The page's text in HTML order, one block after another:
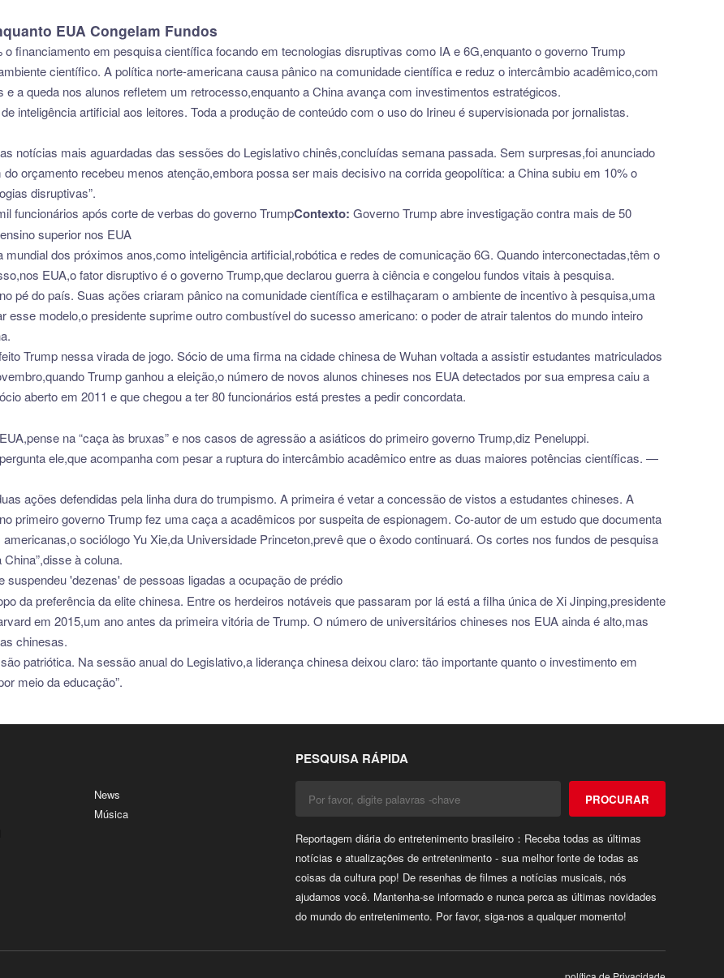
EUA Congelam Fundos
financiamento em pesquisa científica focando em tecnologias disruptivas como IA e 6G,enquanto o governo Trump
científico. A política norte-americana causa pânico na comunidade científica e reduz o intercâmbio acadêmico,com
a queda nos alunos refletem um retrocesso,enquanto a China avança com investimentos estratégicos.
inteligência artificial aos leitores. Toda a produção de conteúdo com o uso do Irineu é supervisionada por jornalistas.
notícias mais aguardadas das sessões do Legislativo chinês,concluídas semana passada. Sem surpresas,foi anunciado
orçamento recebeu menos atenção,embora possa ser mais decisivo na corrida geopolítica: a China subiu em 10% o
disruptivas”.
funcionários após corte de verbas do governo TrumpContexto: Governo Trump abre investigação contra mais de 50
superior nos EUA
dos próximos anos,como inteligência artificial,robótica e redes de comunicação 6G. Quando interconectadas,têm o
EUA,o fator disruptivo é o governo Trump,que declarou guerra à ciência e congelou fundos vitais à pesquisa.
pé do país. Suas ações criaram pânico na comunidade científica e estilhaçaram o ambiente de incentivo à pesquisa,uma
modelo,o presidente suprime outro combustível do sucesso americano: o poder de atrair talentos do mundo inteiro
Trump nessa virada de jogo. Sócio de uma firma na cidade chinesa de Wuhan voltada a assistir estudantes matriculados
Trump ganhou a eleição,o número de novos alunos chineses nos EUA detectados por sua empresa caiu a
aberto em 2011 e que chegou a ter 80 funcionários está prestes a pedir concordata.
na “caça às bruxas” e nos casos de agressão a asiáticos do primeiro governo Trump,diz Peneluppi.
ele,que acompanha com pesar a ruptura do intercâmbio acadêmico entre as duas maiores potências científicas. —
ações defendidas pela linha dura do trumpismo. A primeira é vetar a concessão de vistos a estudantes chineses. A
primeiro governo Trump fez uma caça a acadêmicos por suspeita de espionagem. Co-autor de um estudo que documenta
sociólogo Yu Xie,da Universidade Princeton,prevê que o êxodo continuará. Os cortes nos fundos de pesquisa
à coluna.
'dezenas' de pessoas ligadas a ocupação de prédio
da preferência da elite chinesa. Entre os herdeiros notáveis que passaram por lá está a filha única de Xi Jinping,presidente
em 2015,um ano antes da primeira vitória de Trump. O número de universitários chineses nos EUA ainda é alto,mas
chinesas.
patriótica. Na sessão anual do Legislativo,a liderança chinesa deixou claro: tão importante quanto o investimento em
meio da educação”.
News
Música
PESQUISA RÁPIDA
PROCURAR
Reportagem diária do entretenimento brasileiro：Receba todas as últimas
notícias e atualizações de entretenimento - sua melhor fonte de todas as
coisas da cultura pop! De resenhas de filmes a notícias musicais, nós
ajudamos você. Mantenha-se informado e nunca perca as últimas novidades
do mundo do entretenimento. Por favor, siga-nos a qualquer momento!